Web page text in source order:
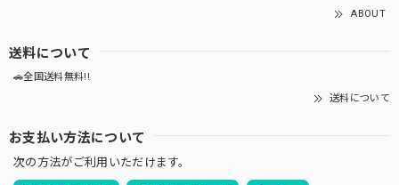
ABOUT
送料について
🚗全国送料無料!!
送料について
お支払い方法について
次の方法がご利用いただけます。